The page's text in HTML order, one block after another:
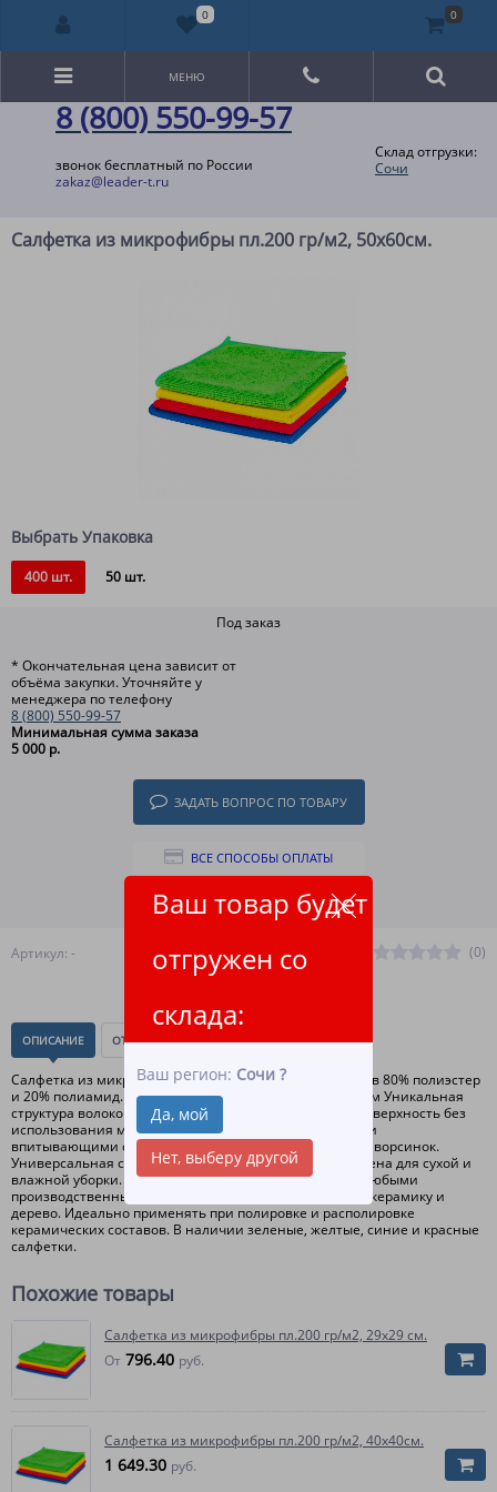
8 (800) 550-99-57
звонок бесплатный по России
zakaz@leader-t.ru
Склад отгрузки:
Сочи
Ваш товар будет
отгружен со
склада:
Ваш регион: Сочи ?
Да, мой
Нет, выберу другой
МЕНЮ
Салфетка из микрофибры пл.200 гр/м2, 50х60см.
Артикул: - (0)
Выбрать Упаковка
400 шт. 50 шт.
Под заказ
* Окончательная цена зависит от
объёма закупки. Уточняйте у
менеджера по телефону
8 (800) 550-99-57
Минимальная сумма заказа
5 000 р.
ЗАДАТЬ ВОПРОС ПО ТОВАРУ
ВСЕ СПОСОБЫ ОПЛАТЫ
ПОДРОБНЕЕ О ДОСТАВКЕ
ОПИСАНИЕ ОТЗЫВЫ(0)
Салфетка из микрофибры пл.200 гр/м2, 50х60см. Состав 80% полиэстер
и 20% полиамид. Края салфетки обработаны оверлоком Уникальная
структура волокон микрофибры позволяет очищать поверхность без
использования моющих средств. Обладает отличными
впитывающими свойствами, не оставляет разводов и ворсинок.
Универсальная салфетка из микрофибры предназначена для сухой и
влажной уборки. Микрофибра подходит для ухода за любыми
производственными поверхностями, включая стекло, керамику и
дерево. Идеально применять при полировке и располировке
керамических составов. В наличии зеленые, желтые, синие и красные
салфетки.
Похожие товары
Салфетка из микрофибры пл.200 гр/м2, 29х29 см.
От 796.40 руб.
Салфетка из микрофибры пл.200 гр/м2, 40х40см.
1 649.30 руб.
0 0